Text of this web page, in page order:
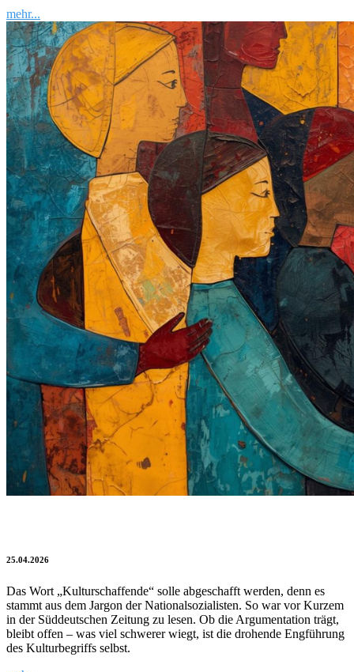
mehr...
25.04.2026
Das Wort „Kulturschaffende“ solle abgeschafft werden, denn es
stammt aus dem Jargon der Nationalsozialisten. So war vor Kurzem
in der Süddeutschen Zeitung zu lesen. Ob die Argumentation trägt,
bleibt offen – was viel schwerer wiegt, ist die drohende Engführung
des Kulturbegriffs selbst.